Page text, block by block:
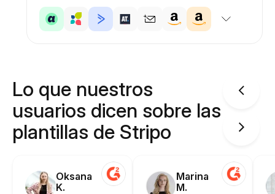
Lo que nuestros
usuarios dicen sobre las
plantillas de Stripo
Oksana
K.
Marina
M.